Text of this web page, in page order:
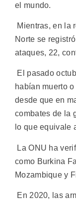
el mundo.
Mientras, en la
Norte se
ataques, 22,
El pasado
habían muerto
desde que en
combates de la
lo que equivale
La ONU ha
como Burkina
Mozambique y
En 2020, las